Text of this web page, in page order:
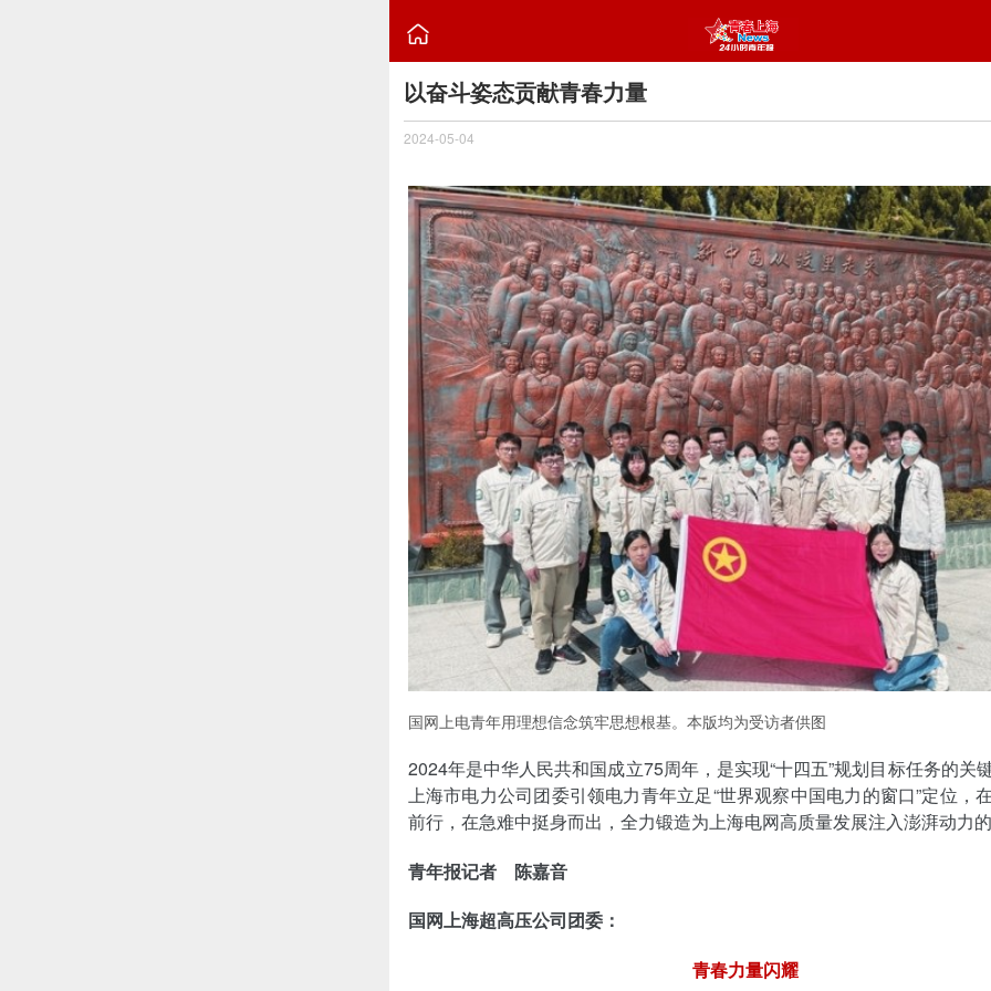

以奋斗姿态贡献青春力量
2024-05-04
国网上电青年用理想信念筑牢思想根基。本版均为受访者供图
2024年是中华人民共和国成立75周年，是实现“十四五”规划目标任务的关
上海市电力公司团委引领电力青年立足“世界观察中国电力的窗口”定位，
前行，在急难中挺身而出，全力锻造为上海电网高质量发展注入澎湃动力
青年报记者 陈嘉音
国网上海超高压公司团委：
青春力量闪耀